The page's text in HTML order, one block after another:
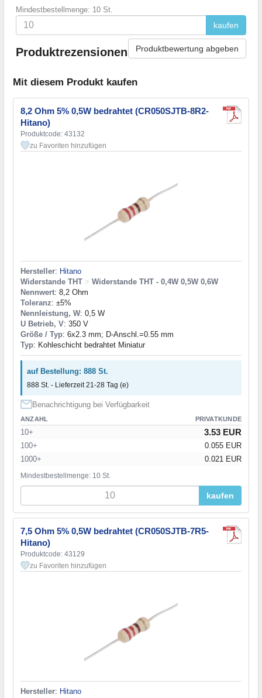
Mindestbestellmenge: 10 St.
kaufen
Produktrezensionen Produktbewertung abgeben
Mit diesem Produkt kaufen
8,2 Ohm 5% 0,5W bedrahtet (CR050SJTB-8R2-
Hitano)
Produktcode: 43132
zu Favoriten hinzufügen
Hersteller: Hitano
Widerstande THT > Widerstande THT - 0,4W 0,5W 0,6W
Nennwert: 8,2 Ohm
Toleranz: ±5%
Nennleistung, W: 0,5 W
U Betrieb, V: 350 V
Größe / Typ: 6x2.3 mm; D-Anschl.=0.55 mm
Typ: Kohleschicht bedrahtet Miniatur
auf Bestellung: 888 St.
888 St. - Lieferzeit 21-28 Tag (e)
Benachrichtigung bei Verfügbarkeit
ANZAHL PRIVATKUNDE
10+ 3.53 EUR
100+
0.055 EUR
1000+
0.021 EUR
Mindestbestellmenge: 10 St.
kaufen
7,5 Ohm 5% 0,5W bedrahtet (CR050SJTB-7R5-
Hitano)
Produktcode: 43129
zu Favoriten hinzufügen
Hersteller: Hitano